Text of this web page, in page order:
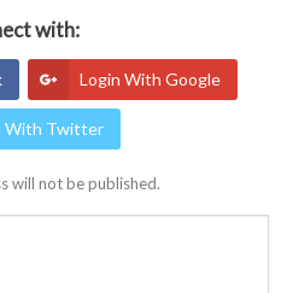
with:
Login With Google
With Twitter
will not be published.